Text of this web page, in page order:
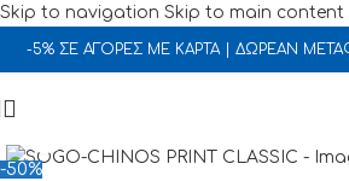
Skip to navigation Skip to main content
-5% ΣΕ ΑΓΟΡΕΣ ΜΕ ΚΑΡΤΑ | ΔΩΡΕΑΝ
-50%